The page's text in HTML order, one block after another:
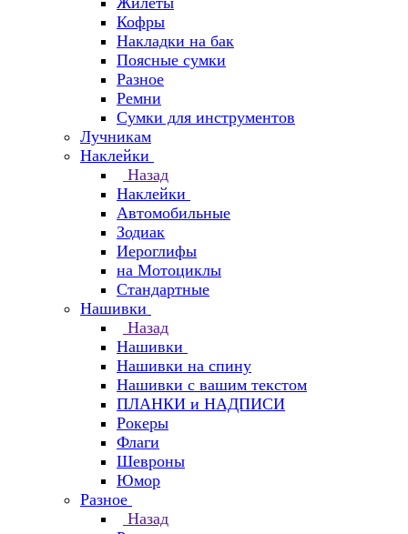
Кофры
Накладки на бак
Поясные сумки
Разное
Ремни
Сумки для инструментов
Лучникам
Наклейки
Назад
Наклейки
Автомобильные
Зодиак
Иероглифы
на Мотоциклы
Стандартные
Нашивки
Назад
Нашивки
Нашивки на спину
Нашивки с вашим текстом
ПЛАНКИ и НАДПИСИ
Рокеры
Флаги
Шевроны
Юмор
Разное
Назад